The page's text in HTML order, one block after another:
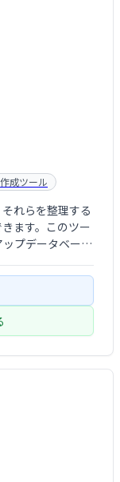
成ツール
れらを整理する
ます。このツー
プデータベース